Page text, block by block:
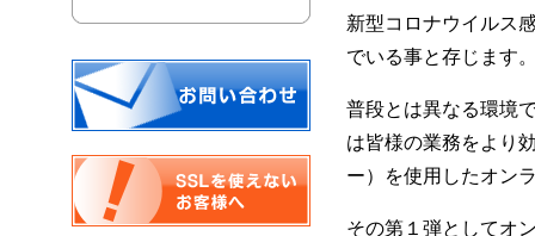
新型コロナウイルス
でいる事と存じます
普段とは異なる環境
は皆様の業務をより
ー）を使用したオン
その第１弾としてオ